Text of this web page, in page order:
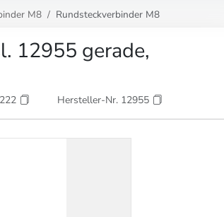
M8 Rundsteckverbinder M8
12955 gerade,
Hersteller-Nr. 12955